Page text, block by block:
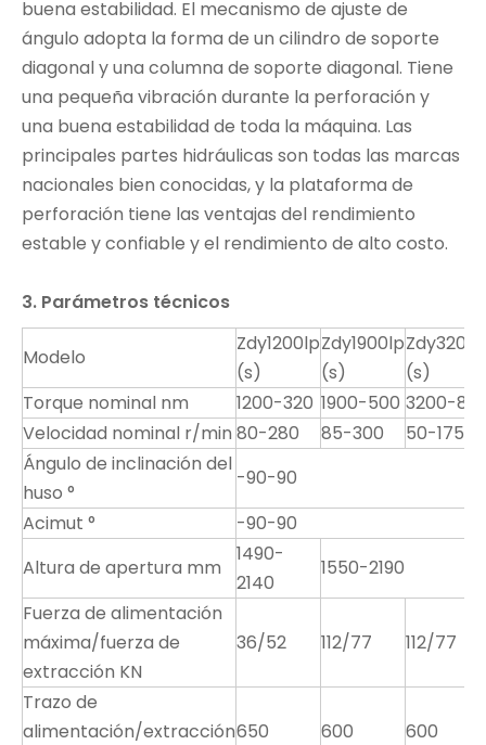
buena estabilidad. El mecanismo de ajuste de
ángulo adopta la forma de un cilindro de soporte
diagonal y una columna de soporte diagonal. Tiene
una pequeña vibración durante la perforación y
una buena estabilidad de toda la máquina. Las
principales partes hidráulicas son todas las marcas
nacionales bien conocidas, y la plataforma de
perforación tiene las ventajas del rendimiento
estable y confiable y el rendimiento de alto costo.
3. Parámetros técnicos
Modelo
Zdy1200lp
(s)
Zdy1900lp
(s)
(s)
Torque nominal nm
1200-320 1900-500 3200-
Velocidad nominal r/min 80-280 85-300
50-175
Ángulo de inclinación del
huso °
-90-90
Acimut °
-90-90
Altura de apertura mm
1490-
2140
1550-2190
Fuerza de alimentación
máxima/fuerza de
extracción KN
36/52 112/77 112/77
Trazo de
alimentación/extracción650 600 600